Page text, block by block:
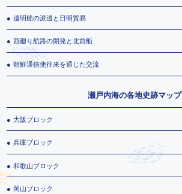
遺明船の派遣と日明貿易
西廻り航路の開発と北前船
朝鮮通信使往来を通じた交流
瀬戸内海の各地史跡マップ
大阪ブロック
兵庫ブロック
和歌山ブロック
岡山ブロック